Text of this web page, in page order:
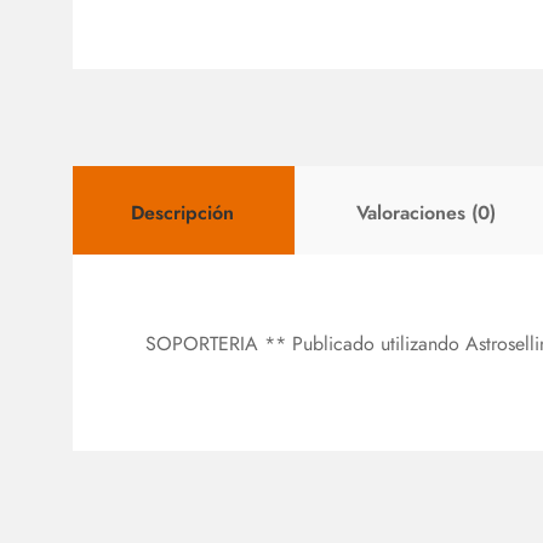
Descripción Valoraciones (0)
SOPORTERIA ** Publicado utilizando